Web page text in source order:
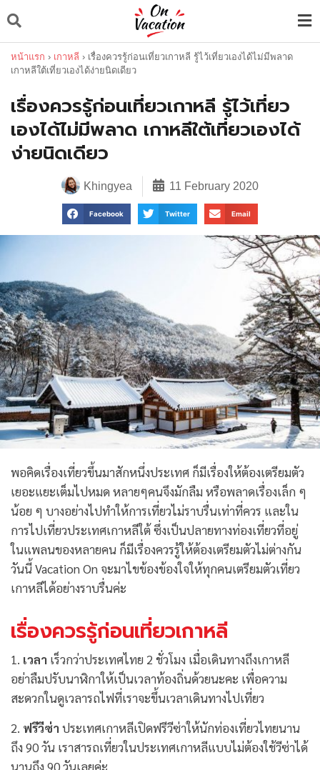
หน้าแรก › เกาหลี › เรื่องควรรู้ก่อนเที่ยวเกาหลี รู้ไว้เที่ยวเองได้ไม่มีพลาด
เกาหลีใต้เที่ยวเองได้ง่ายนิดเดียว
เรื่องควรรู้ก่อนเที่ยวเกาหลี รู้ไว้เที่ยว
เองได้ไม่มีพลาด เกาหลีใต้เที่ยวเองได้
ง่ายนิดเดียว
Khingyea 11 February 2020
Facebook Twitter Email
พอคิดเรื่องเที่ยวขึ้นมาสักหนึ่งประเทศ ก็มีเรื่องให้ต้องเตรียมตัว
เยอะแยะเต็มไปหมด หลายๆคนจึงมักลืม หรือพลาดเรื่องเล็ก ๆ
น้อย ๆ บางอย่างไปทำให้การเที่ยวไม่ราบรื่นเท่าที่ควร และใน
การไปเที่ยวประเทศเกาหลีใต้ ซึ่งเป็นปลายทางท่องเที่ยวที่อยู่
ในแพลนของหลายคน ก็มีเรื่องควรรู้ให้ต้องเตรียมตัวไม่ต่างกัน
วันนี้ Vacation On จะมาไขข้องข้องใจให้ทุกคนเตรียมตัวเที่ยว
เกาหลีได้อย่างราบรื่นค่ะ
เรื่องควรรู้ก่อนเที่ยวเกาหลี
1. เวลา เร็วกว่าประเทศไทย 2 ชั่วโมง เมื่อเดินทางถึงเกาหลี
อย่าลืมปรับนาฬิกาให้เป็นเวลาท้องถิ่นด้วยนะคะ เพื่อความ
สะดวกในดูเวลารถไฟที่เราจะขึ้นเวลาเดินทางไปเที่ยว
2. ฟรีวีซ่าประเทศเกาหลีเปิดฟรีวีซ่าให้นักท่องเที่ยวไทยนาน
ถึง 90 วัน เราสารถเที่ยวในประเทศเกาหลีแบบไม่ต้องใช้วีซ่าได้
นานถึง 90 วันเลยค่ะ